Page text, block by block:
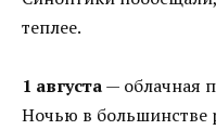
теплее.
1 августа— облачная
Ночью в большинстве